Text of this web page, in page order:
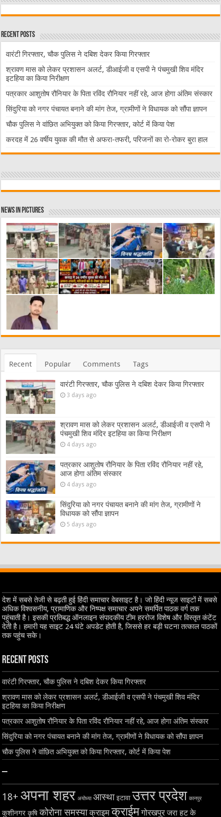
Recent Posts
वारंटी गिरफ्तार, चौक पुलिस ने दबिश देकर किया गिरफ्तार
श्रावण मास को लेकर प्रशासन अलर्ट, डीआईजी व एसपी ने पंचमुखी शिव मंदिर
इटहिया का किया निरीक्षण
पत्रकार आशुतोष रौनियार के पिता रविंद रौनियार नहीं रहे, आज होगा अंतिम संस्कार
सिंदुरिया को नगर पंचायत बनाने की मांग तेज, ग्रामीणों ने विधायक को सौंपा ज्ञापन
चौक पुलिस ने वांछित अभियुक्त को किया गिरफ्तार, कोर्ट में किया पेश
करदह में 26 वर्षीय युवक की मौत से अफरा-तफरी, परिजनों का रो-रोकर बुरा हाल
News in Pictures
Recent Popular Comments Tags
वारंटी गिरफ्तार, चौक पुलिस ने दबिश देकर किया गिरफ्तार
3 days ago
श्रावण मास को लेकर प्रशासन अलर्ट, डीआईजी व एसपी ने
पंचमुखी शिव मंदिर इटहिया का किया निरीक्षण
4 days ago
पत्रकार आशुतोष रौनियार के पिता रविंद रौनियार नहीं रहे,
आज होगा अंतिम संस्कार
4 days ago
सिंदुरिया को नगर पंचायत बनाने की मांग तेज, ग्रामीणों ने
विधायक को सौंपा ज्ञापन
5 days ago
देश में सबसे तेजी से बढ़ती हुई हिंदी समाचार वेबसाइट है। जो हिंदी न्यूज साइटों में सबसे
अधिक विश्वसनीय, प्रामाणिक और निष्पक्ष समाचार अपने समर्पित पाठक वर्ग तक
पहुंचाती है। इसकी प्रतिबद्ध ऑनलाइन संपादकीय टीम हररोज विशेष और विस्तृत कंटेंट
देती है। हमारी यह साइट 24 घंटे अपडेट होती है, जिससे हर बड़ी घटना तत्काल पाठकों
तक पहुंच सके।
Recent Posts
वारंटी गिरफ्तार, चौक पुलिस ने दबिश देकर किया गिरफ्तार
श्रावण मास को लेकर प्रशासन अलर्ट, डीआईजी व एसपी ने पंचमुखी शिव मंदिर
इटहिया का किया निरीक्षण
पत्रकार आशुतोष रौनियार के पिता रविंद रौनियार नहीं रहे, आज होगा अंतिम संस्कार
सिंदुरिया को नगर पंचायत बनाने की मांग तेज, ग्रामीणों ने विधायक को सौंपा ज्ञापन
चौक पुलिस ने वांछित अभियुक्त को किया गिरफ्तार, कोर्ट में किया पेश
–
18+ अपना शहर अयोध्या आस्था इटावा उत्तर प्रदेश कानपुर
कुशीनगर कृषि कोरोना समस्या क्राइम क्राईम गोरखपुर जरा हट के